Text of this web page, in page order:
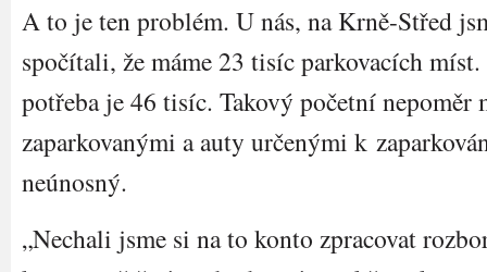
A to je ten problém. U nás, na Krně-Střed
spočítali, že máme 23 tisíc parkovacích
potřeba je 46 tisíc. Takový početní nepoměr
zaparkovanými a auty určenými k
neúnosný.
„Nechali jsme si na to konto zpracovat